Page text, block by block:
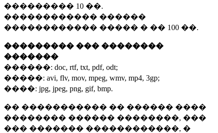
��������� 10 ��.
������������ ������
������������ ����� � �� 100 ��.
��������� ��� ��������
�������
������: doc, rtf, txt, pdf, odt;
�����: avi, flv, mov, mpeg, wmv, mp4, 3gp;
����: jpg, jpeg, png, gif, bmp.
�� ����������� �� ������ ����
�������� ������ ��������, ���
��� ������� ������������, �